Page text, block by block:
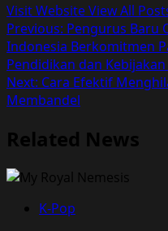
Visit WebsiteView All
Post
navigation
Previous: Pengurus Baru
Indonesia Berkomitmen
Pendidikan dan
Next: Cara Efektif
Membandel
Related News
K-Pop